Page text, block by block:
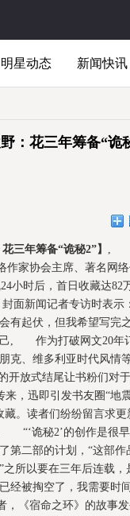
明星动态 新闻快讯
：花三年筹备“诡
三年筹备“诡秘2”】
,
协会主席、著名网络
小时后，首日收藏达82
新闻记者专访时表示
有起伏，但我希望写完
, 作为打破网文20年
克、维多利亚时代风情
开放式结尾让书粉们对
来，迅即引发书友圈“
。读者们纷纷留言求
“‘诡秘2’的创作是很
第二部的计划，“这部作
所以要在三年后连载，
经被掏空了，我需要时
《宿命之环》的故事发